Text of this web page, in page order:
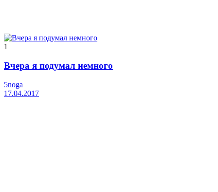
1
Вчера я подумал немного
5noga
17.04.2017